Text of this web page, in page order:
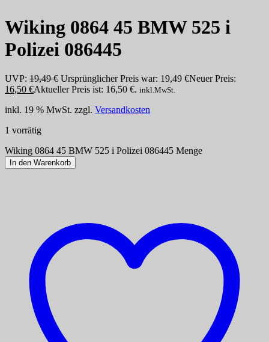
Wiking 0864 45 BMW 525 i
Polizei 086445
UVP: 19,49€ Ursprünglicher Preis war: 19,49 €Neuer Preis:
16,50 €Aktueller Preis ist: 16,50 €. inkl.MwSt.
inkl. 19 % MwSt. zzgl. Versandkosten
1 vorrätig
Wiking 0864 45 BMW 525 i Polizei 086445 Menge
In den Warenkorb